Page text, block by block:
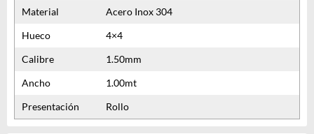
Material
Acero Inox 304
Hueco
4×4
Calibre
1.50mm
Ancho
1.00mt
Presentación
Rollo